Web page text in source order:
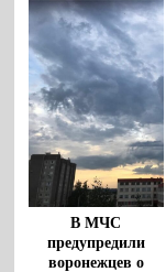
В МЧС
предупредили
воронежцев о